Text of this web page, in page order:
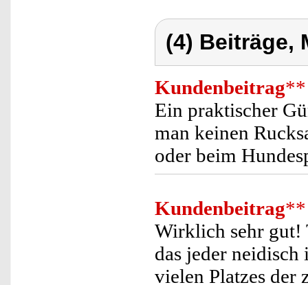
(4) Beiträge,
Kundenbeitrag**
Ein praktischer
man keinen
oder beim
Kundenbeitrag**
Wirklich sehr gut!
das jeder
vielen Platzes der